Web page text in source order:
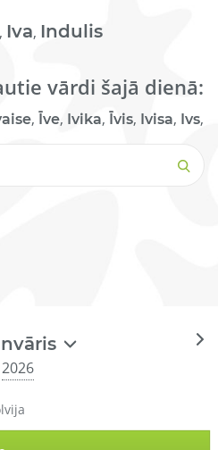
Iva, Indulis
vārdi šajā dienā:
, Īve, Ivika, Īvis, Ivisa, Ivs,
2026